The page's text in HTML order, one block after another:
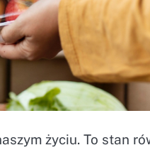
życiu. To stan